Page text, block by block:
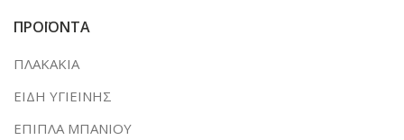
ΠΡΟΪΟΝΤΑ
ΠΛΑΚΑΚΙΑ
ΕΙΔΗ ΥΓΙΕΙΝΗΣ
ΕΠΙΠΛΑ ΜΠΑΝΙΟΥ